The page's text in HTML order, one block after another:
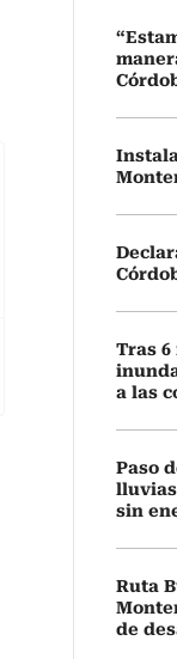
Tras 6
a las
Paso
lluvias
sin
Ruta
de